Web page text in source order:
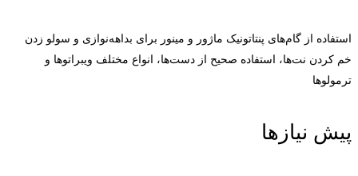
استفاده از گام‌های پنتاتونیک ماژور و مینور برای بداهه‌نوازی و سولو زدن
خم کردن نت‌ها، استفاده صحیح از دست‌ها، انواع مختلف ویبراتوها و
ترمولوها
پیش نیازها